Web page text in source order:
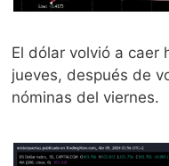
El dólar volvió a caer
jueves, después de
nóminas del viernes.